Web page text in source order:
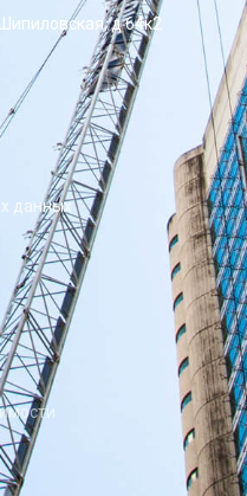
д 64к2
данных